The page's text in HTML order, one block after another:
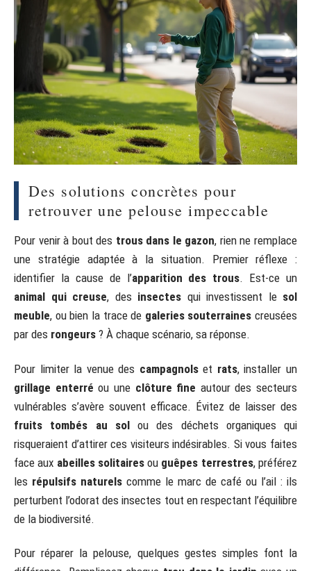
Des solutions concrètes pour
retrouver une pelouse impeccable
Pour venir à bout des trous dans le gazon, rien ne remplace
une stratégie adaptée à la situation. Premier réflexe :
identifier la cause de l’apparition des trous. Est-ce un
animal qui creuse, des insectes qui investissent le sol
meuble, ou bien la trace de galeries souterraines creusées
par des rongeurs ? À chaque scénario, sa réponse.
Pour limiter la venue des campagnolset rats, installer un
grillage enterré ou une clôture fine autour des secteurs
vulnérables s’avère souvent efficace. Évitez de laisser des
fruits tombés au solou des déchets organiques qui
risqueraient d’attirer ces visiteurs indésirables. Si vous faites
face aux abeilles solitairesou guêpes terrestres, préférez
les répulsifs naturels comme le marc de café ou l’ail : ils
perturbent l’odorat des insectes tout en respectant l’équilibre
de la biodiversité.
Pour réparer la pelouse, quelques gestes simples font la